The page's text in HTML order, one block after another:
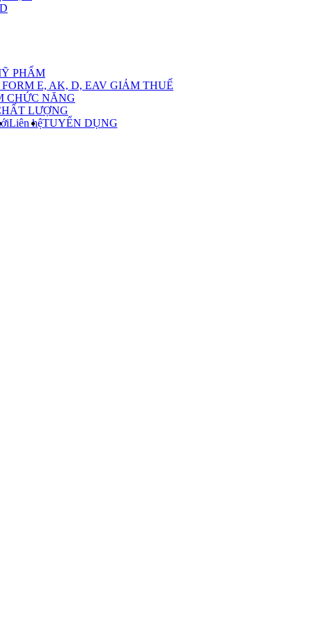
PHẨM
E, AK, D, EAV GIẢM THUẾ
CHỨC NĂNG
LƯỢNG
Liên hệTUYỂN DỤNG